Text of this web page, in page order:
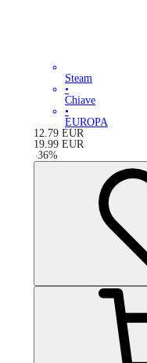
Steam
•
Chiave
•
EUROPA
12.79 EUR
19.99 EUR
-36%